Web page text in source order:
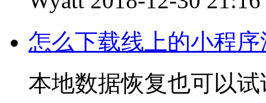
怎么下载线上的小程序
本地数据恢复也可以试